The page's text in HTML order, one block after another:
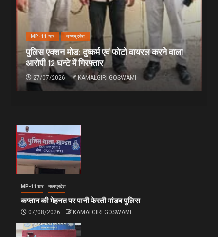
MP-11 धार मध्यप्रदेश
पुलिस एक्शन मोड: दुष्कर्म एवं फोटो वायरल करने वाला
आरोपी 12 घन्टे में गिरफ्तार
27/07/2026 KAMALGIRI GOSWAMI
MP-11 धार मध्यप्रदेश
कप्तान की मेहनत पर पानी फेरती मांडव पुलिस
07/08/2026 KAMALGIRI GOSWAMI